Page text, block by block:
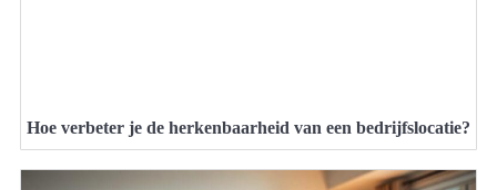
Hoe verbeter je de herkenbaarheid van een bedrijfslocatie?